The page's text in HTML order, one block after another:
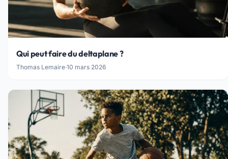
Qui peut faire du deltaplane ?
Thomas Lemaire·10 mars 2026